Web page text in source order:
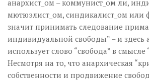
анархист_ом – коммунист_ом ли,
мютюэлист_ом, синдикалист_ом или
значит принимать следование
индивидуальной свободы” – и здесь
использует слово “свобода” в смысле
Несмотря на то, что анархическая
собственности и продвижение